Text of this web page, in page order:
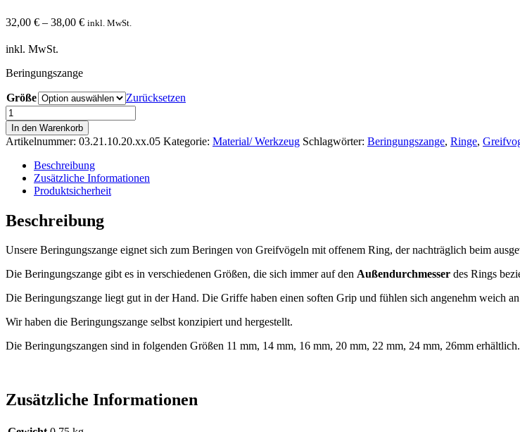
32,00 € – 38,00 € inkl. MwSt.
inkl. MwSt.
Beringungszange
Größe
Zurücksetzen
Beringungszange
Menge
In den Warenkorb
Artikelnummer: 03.21.10.20.xx.05 Kategorie: Material/ Werkzeug Schlagwörter: Beringungszange, Ringe,
Beschreibung
Zusätzliche Informationen
Produktsicherheit
Beschreibung
Unsere Beringungszange eignet sich zum Beringen von Greifvögeln mit offenem Ring, der nachträglich beim
Die Beringungszange gibt es in verschiedenen Größen, die sich immer auf den Außendurchmesser des Rings
Die Beringungszange liegt gut in der Hand. Die Griffe haben einen soften Grip und fühlen sich angenehm weich
Wir haben die Beringungszange selbst konzipiert und hergestellt.
Die Beringungszangen sind in folgenden Größen 11 mm, 14 mm, 16 mm, 20 mm, 22 mm, 24 mm, 26mm
Zusätzliche Informationen